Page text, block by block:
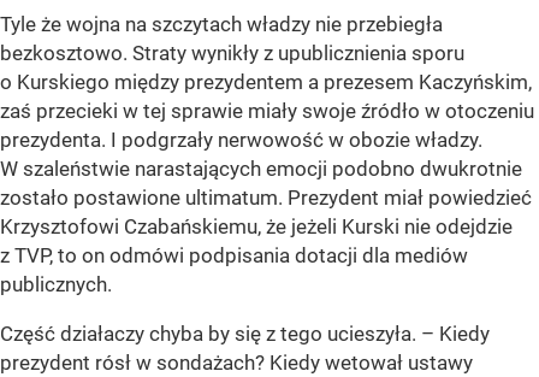
Tyle że wojna na szczytach władzy nie przebiegła
bezkosztowo. Straty wynikły z upublicznienia sporu
o Kurskiego między prezydentem a prezesem Kaczyńskim,
zaś przecieki w tej sprawie miały swoje źródło w otoczeniu
prezydenta. I podgrzały nerwowość w obozie władzy.
W szaleństwie narastających emocji podobno dwukrotnie
zostało postawione ultimatum. Prezydent miał powiedzieć
Krzysztofowi Czabańskiemu, że jeżeli Kurski nie odejdzie
z TVP, to on odmówi podpisania dotacji dla mediów
publicznych.
Część działaczy chyba by się z tego ucieszyła. – Kiedy
prezydent rósł w sondażach? Kiedy wetował ustawy